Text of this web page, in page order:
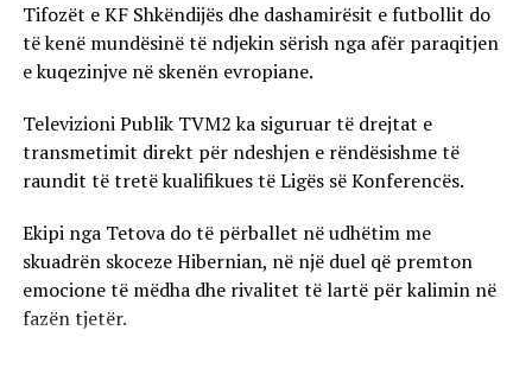
Tifozët e KF Shkëndijës dhe dashamirësit e futbollit do
të kenë mundësinë të ndjekin sërish nga afër paraqitjen
e kuqezinjve në skenën evropiane.
Televizioni Publik TVM2 ka siguruar të drejtat e
transmetimit direkt për ndeshjen e rëndësishme të
raundit të tretë kualifikues të Ligës së Konferencës.
Ekipi nga Tetova do të përballet në udhëtim me
skuadrën skoceze Hibernian, në një duel që premton
emocione të mëdha dhe rivalitet të lartë për kalimin në
fazën tjetër.